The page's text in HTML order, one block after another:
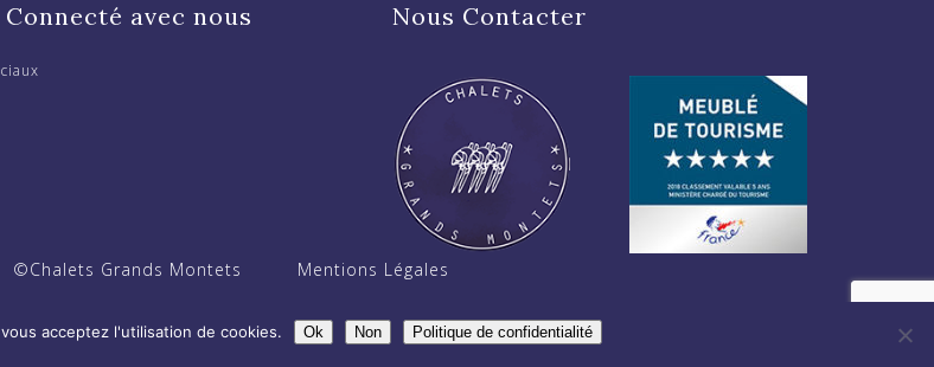
Connecté avec nous Nous Contacter
©Chalets Grands Montets Mentions Légales
acceptez l'utilisation de cookies. Ok Non Politique de confidentialité